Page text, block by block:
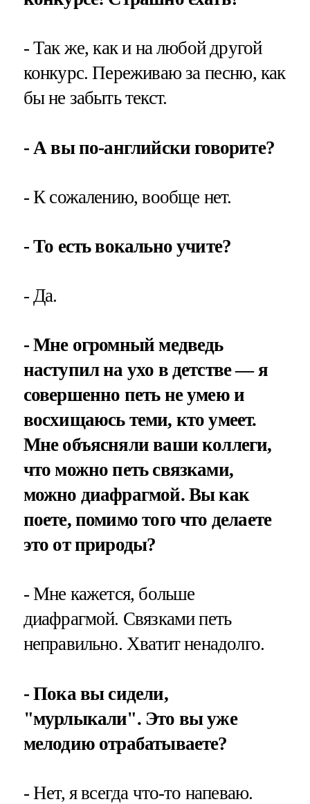
- Так же, как и на любой другой
конкурс. Переживаю за песню, как
бы не забыть текст.
- А вы по-английски говорите?
- К сожалению, вообще нет.
- То есть вокально учите?
- Да.
- Мне огромный медведь
наступил на ухо в детстве — я
совершенно петь не умею и
восхищаюсь теми, кто умеет.
Мне объясняли ваши коллеги,
что можно петь связками,
можно диафрагмой. Вы как
поете, помимо того что делаете
это от природы?
- Мне кажется, больше
диафрагмой. Связками петь
неправильно. Хватит ненадолго.
- Пока вы сидели,
"мурлыкали". Это вы уже
мелодию отрабатываете?
- Нет, я всегда что-то напеваю.